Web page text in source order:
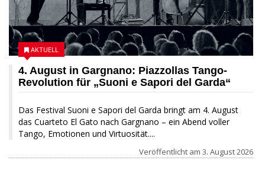
4. August in Gargnano: Piazzollas Tango-
Revolution für „Suoni e Sapori del Garda“
Das Festival Suoni e Sapori del Garda bringt am 4. August
das Cuarteto El Gato nach Gargnano – ein Abend voller
Tango, Emotionen und Virtuosität....
AKTUELL
Veröffentlicht am 3. August 2026